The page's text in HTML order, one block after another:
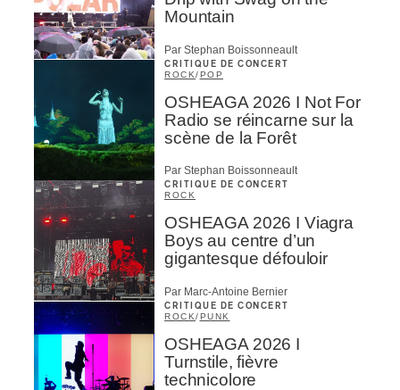
Mountain
Par Stephan Boissonneault
CRITIQUE DE CONCERT
ROCK/POP
OSHEAGA 2026 I Not For
Radio se réincarne sur la
scène de la Forêt
Par Stephan Boissonneault
CRITIQUE DE CONCERT
ROCK
OSHEAGA 2026 I Viagra
Boys au centre d’un
gigantesque défouloir
Par Marc-Antoine Bernier
CRITIQUE DE CONCERT
ROCK/PUNK
OSHEAGA 2026 I
Turnstile, fièvre
technicolore